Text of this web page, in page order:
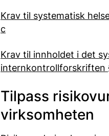
Krav til systematisk
c
Krav til innholdet i det
internkontrollforskriften
Tilpass
virksomheten